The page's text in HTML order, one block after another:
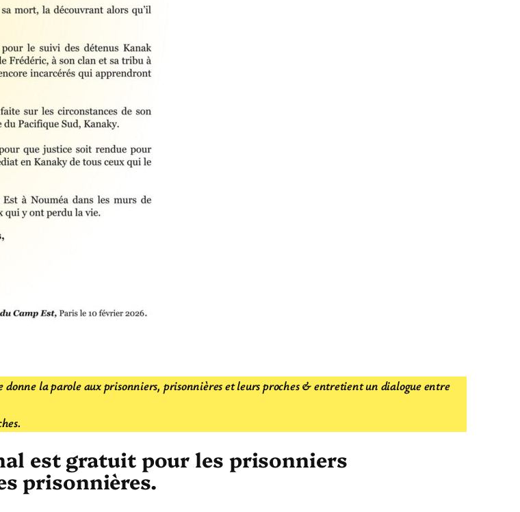
donne la parole aux prisonniers, prisonnières et leurs proches & entretient un dialogue entre
est gratuit pour les prisonniers
prisonnières.